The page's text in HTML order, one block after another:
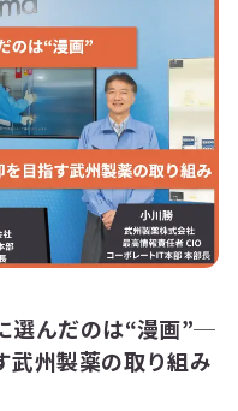
選んだのは“漫画”─
州製薬の取り組み